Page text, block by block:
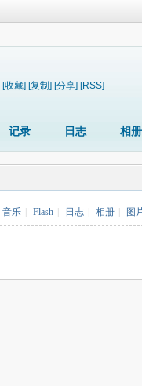
[收藏] [复制] [分享] [RSS]
记录 日志 相册
音乐 Flash 日志 相册 图